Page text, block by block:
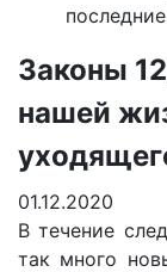
Законы
нашей
01.12.2020
В течение
так много